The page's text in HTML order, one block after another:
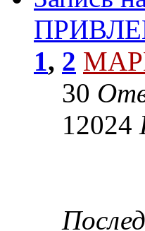
1, 2
30
12024